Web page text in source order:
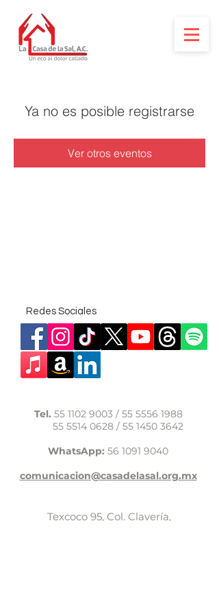
Ya no es posible registrarse
Ver otros eventos
Redes Sociales
Tel. 55 1102 9003 / 55 5556 1988
55 5514 0628/ 55 1450 3642
WhatsApp: 56 1091 9040
comunicacion@casadelasal.org.mx
Texcoco 95, Col. Clavería,